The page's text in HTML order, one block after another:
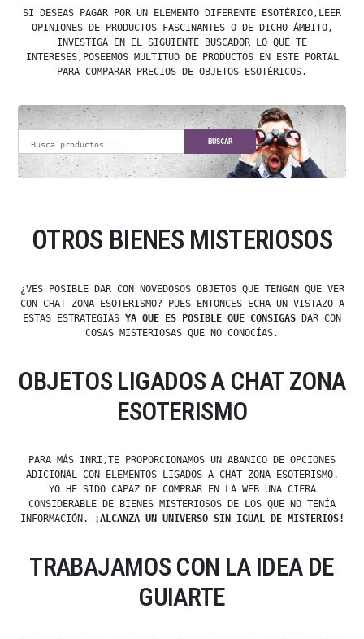
SI DESEAS PAGAR POR UN ELEMENTO DIFERENTE ESOTÉRICO,LEER
OPINIONES DE PRODUCTOS FASCINANTES O DE DICHO ÁMBITO,
INVESTIGA EN EL SIGUIENTE BUSCADOR LO QUE TE
INTERESES,POSEEMOS MULTITUD DE PRODUCTOS EN ESTE PORTAL
PARA COMPARAR PRECIOS DE OBJETOS ESOTÉRICOS.
BUSCAR
OTROS BIENES MISTERIOSOS
¿VES POSIBLE DAR CON NOVEDOSOS OBJETOS QUE TENGAN QUE VER
CON CHAT ZONA ESOTERISMO? PUES ENTONCES ECHA UN VISTAZO A
ESTAS ESTRATEGIAS YA QUE ES POSIBLE QUE CONSIGAS DAR CON
COSAS MISTERIOSAS QUE NO CONOCÍAS.
OBJETOS LIGADOS A CHAT ZONA
ESOTERISMO
PARA MÁS INRI,TE PROPORCIONAMOS UN ABANICO DE OPCIONES
ADICIONAL CON ELEMENTOS LIGADOS A CHAT ZONA ESOTERISMO.
YO HE SIDO CAPAZ DE COMPRAR EN LA WEB UNA CIFRA
CONSIDERABLE DE BIENES MISTERIOSOS DE LOS QUE NO TENÍA
INFORMACIÓN.
¡ALCANZA UN UNIVERSO SIN IGUAL DE MISTERIOS!
TRABAJAMOS CON LA IDEA DE
GUIARTE